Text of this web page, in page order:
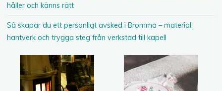
håller och känns rätt
Så skapar du ett personligt avsked i Bromma – material,
hantverk och trygga steg från verkstad till kapell